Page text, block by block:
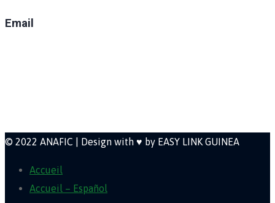
Email
© 2022 ANAFIC | Design with ♥ by EASY LINK GUINEA
Accueil
Accueil – Español